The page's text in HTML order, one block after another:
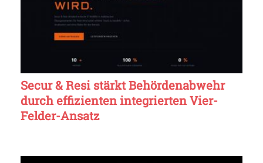
Secur & Resi stärkt Behördenabwehr
durch effizienten integrierten Vier-
Felder-Ansatz